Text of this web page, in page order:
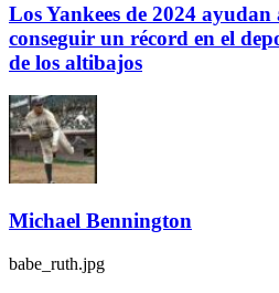
Los Yankees de 2024
conseguir un récord en el
de los altibajos
Michael Bennington
babe_ruth.jpg